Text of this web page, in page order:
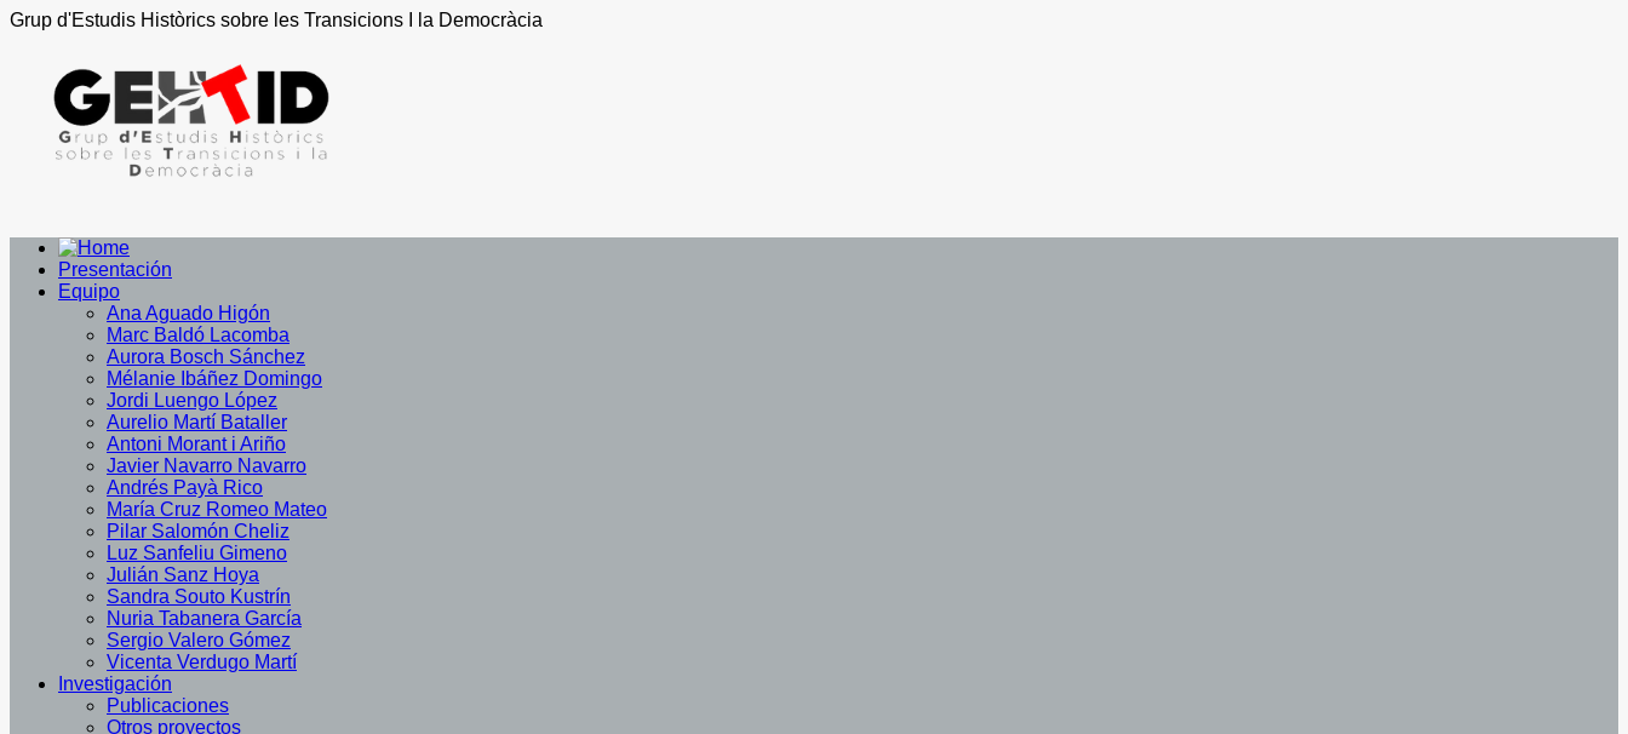
Grup d'Estudis Històrics sobre les Transicions I la Democràcia
Presentación
Equipo
Ana Aguado Higón
Marc Baldó Lacomba
Aurora Bosch Sánchez
Mélanie Ibáñez Domingo
Jordi Luengo López
Aurelio Martí Bataller
Antoni Morant i Ariño
Javier Navarro Navarro
Andrés Payà Rico
María Cruz Romeo Mateo
Pilar Salomón Cheliz
Luz Sanfeliu Gimeno
Julián Sanz Hoya
Sandra Souto Kustrín
Nuria Tabanera García
Sergio Valero Gómez
Vicenta Verdugo Martí
Investigación
Publicaciones
Otros proyectos